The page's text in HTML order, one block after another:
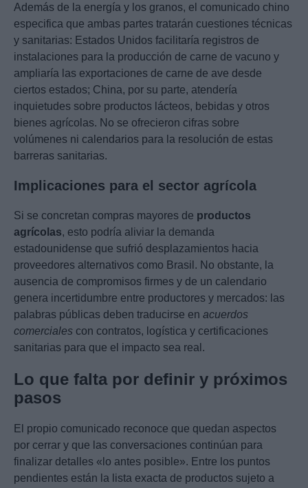
Además de la energía y los granos, el comunicado chino
especifica que ambas partes tratarán cuestiones técnicas
y sanitarias: Estados Unidos facilitaría registros de
instalaciones para la producción de carne de vacuno y
ampliaría las exportaciones de carne de ave desde
ciertos estados; China, por su parte, atendería
inquietudes sobre productos lácteos, bebidas y otros
bienes agrícolas. No se ofrecieron cifras sobre
volúmenes ni calendarios para la resolución de estas
barreras sanitarias.
Implicaciones para el sector agrícola
Si se concretan compras mayores de productos
agrícolas, esto podría aliviar la demanda
estadounidense que sufrió desplazamientos hacia
proveedores alternativos como Brasil. No obstante, la
ausencia de compromisos firmes y de un calendario
genera incertidumbre entre productores y mercados: las
palabras públicas deben traducirse en acuerdos
comerciales con contratos, logística y certificaciones
sanitarias para que el impacto sea real.
Lo que falta por definir y próximos
pasos
El propio comunicado reconoce que quedan aspectos
por cerrar y que las conversaciones continúan para
finalizar detalles «lo antes posible». Entre los puntos
pendientes están la lista exacta de productos sujeto a